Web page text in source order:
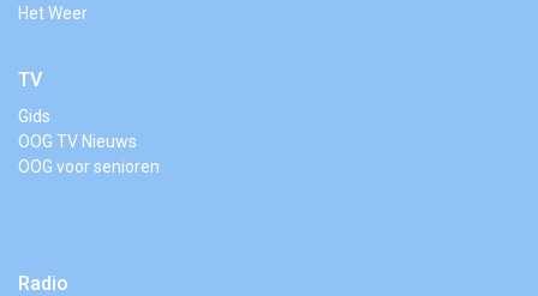
Het Weer
TV
Gids
OOG TV Nieuws
OOG voor senioren
Radio